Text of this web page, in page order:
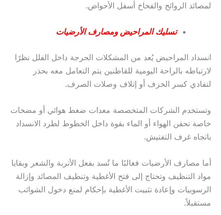
لمصائد الروائح والفخاخ أسفل الأحواض.
تسليك المراحيض ومصارف الأرضيات
انسداد المراحيض يُعد من المشكلات الحرجة داخل الفلل نظرًا
لارتباطه بالراحة اليومية للقاطنين يتم التعامل معه بحذر
لتفادي كسر الخزف أو إتلاف وصلات الصرف.
وتستخدم الشركات المتخصصة معدات ضغط هوائي أو مضخات
خاصة تحقن الهواء أو الماء بقوة داخل الخطوط لطرد الانسداد
باتجاه غرف التفتيش.
أما مصارف الأرضيات فغالبًا ما تُسد بفعل الأتربة والشعر وبقايا
مواد التنظيف وتحتاج إلى فتح الأغطية وتنظيف المصائد وإزالة
الرسوبيات وإعادة تثبيت الأغطية بإحكام لمنع دخول الشوائب
مستقبلاً.